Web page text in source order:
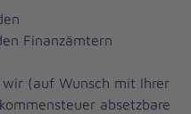
Finanzämtern
(auf Wunsch mit Ihrer
absetzbare